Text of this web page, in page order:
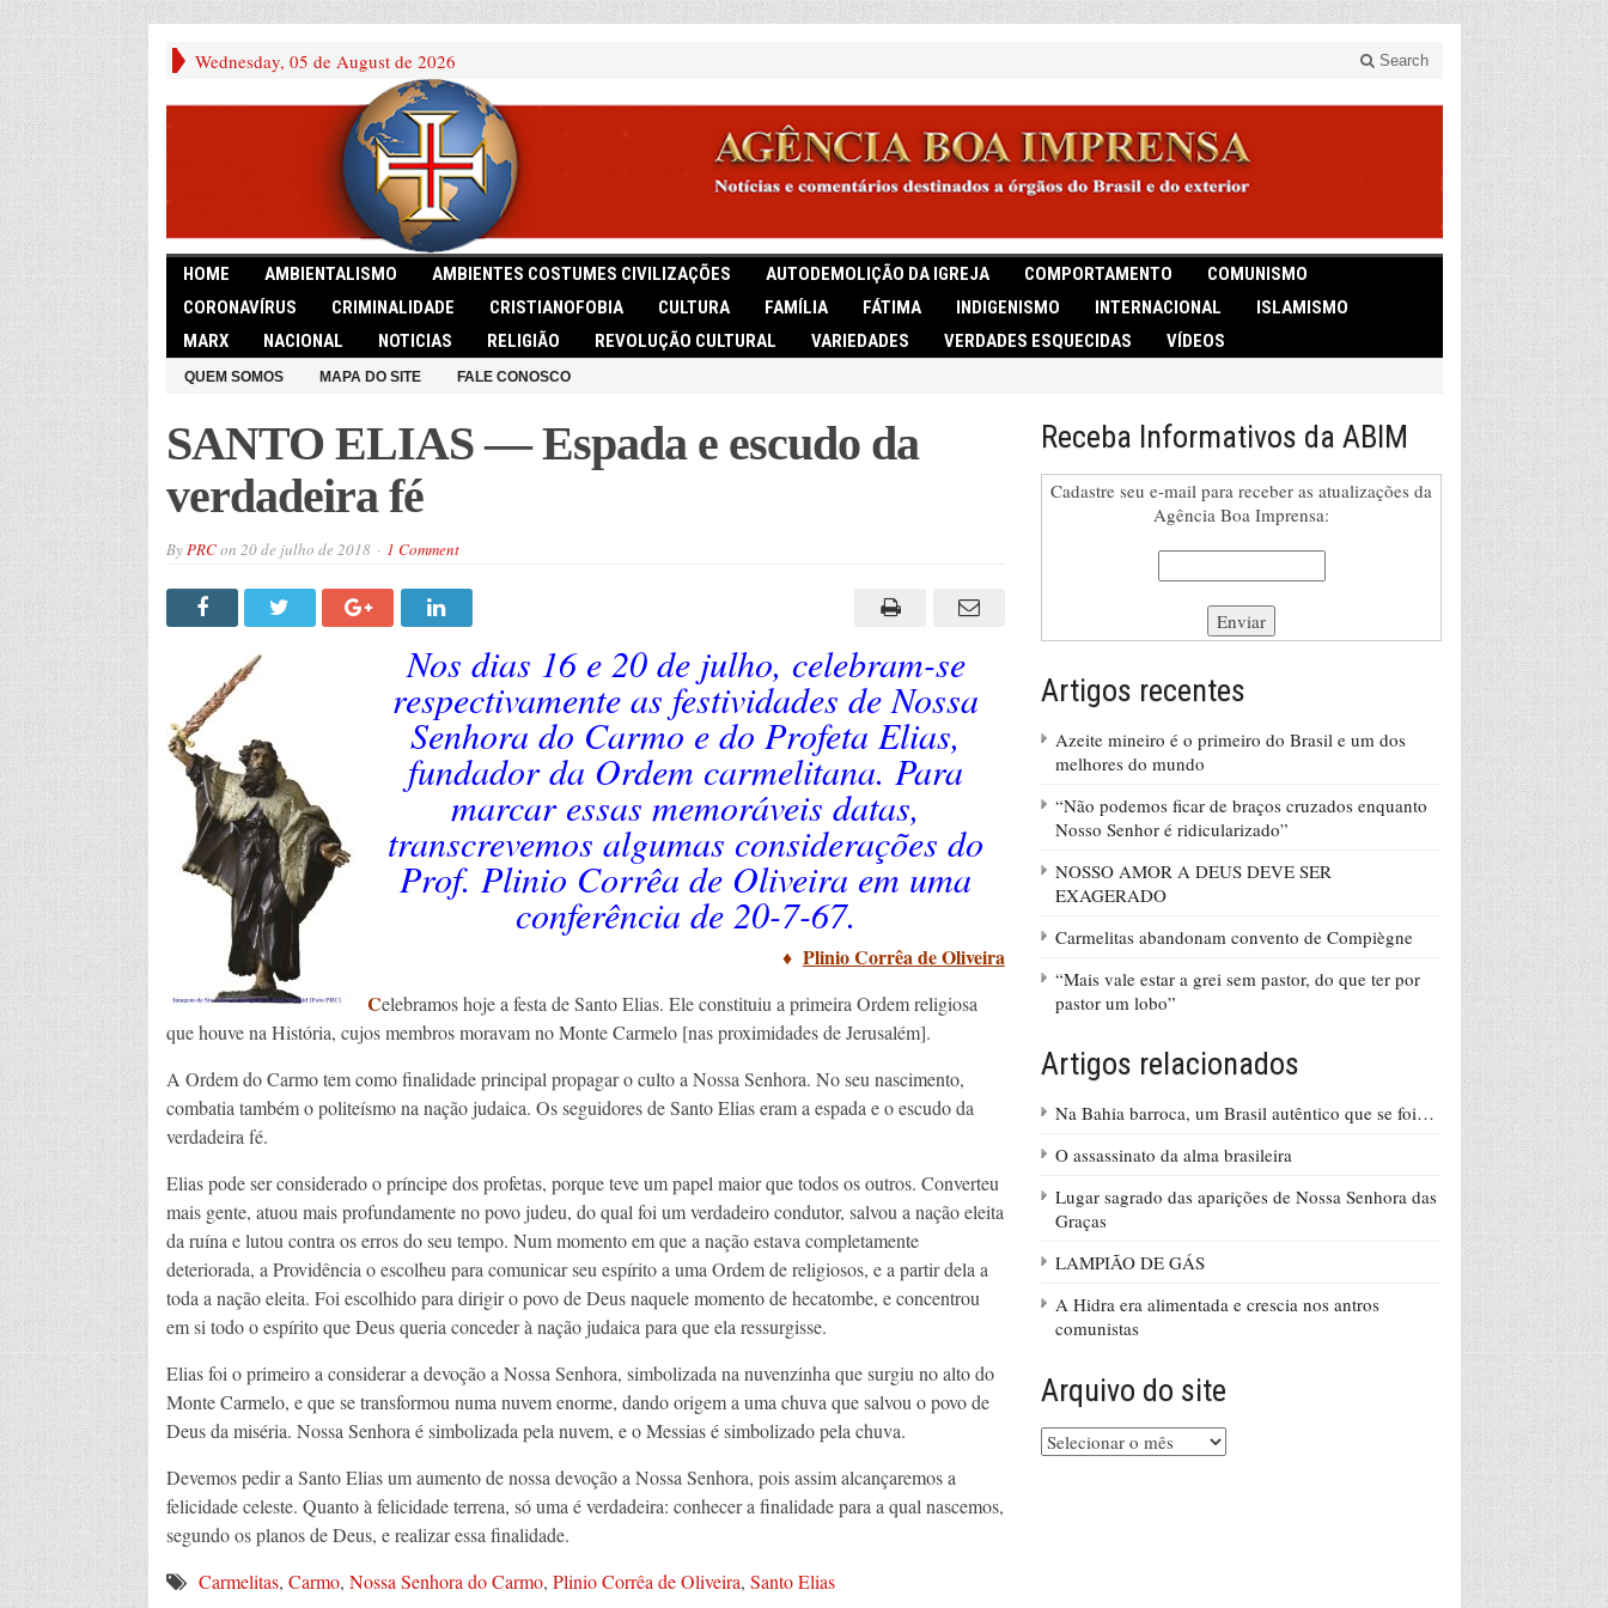
Wednesday, 05 de August de 2026 Search
HOME AMBIENTALISMO AMBIENTES COSTUMES CIVILIZAÇÕES AUTODEMOLIÇÃO DA IGREJA COMPORTAMENTO
COMUNISMO
CORONAVÍRUS
CRIMINALIDADE CRISTIANOFOBIA CULTURA FAMÍLIA FÁTIMA INDIGENISMO INTERNACIONAL
ISLAMISMO
MARX
NACIONAL NOTICIAS RELIGIÃO REVOLUÇÃO CULTURAL VARIEDADES VERDADES ESQUECIDAS VÍDEOS
QUEM SOMOS MAPA DO SITE FALE CONOSCO
SANTO ELIAS — Espada e escudo da
verdadeira fé
ByPRCon 20 de julho de 2018 1 Comment
Nos dias 16 e 20 de julho, celebram-se
respectivamente as festividades de Nossa
Senhora do Carmo e do Profeta Elias,
fundador da Ordem carmelitana. Para
marcar essas memoráveis datas,
transcrevemos algumas considerações do
Prof. Plinio Corrêa de Oliveira em uma
conferência de 20-7-67.
♦ Plinio Corrêa de Oliveira
Celebramos hoje a festa de Santo Elias. Ele constituiu a primeira Ordem religiosa
que houve na História, cujos membros moravam no Monte Carmelo [nas proximidades de Jerusalém].
A Ordem do Carmo tem como finalidade principal propagar o culto a Nossa Senhora. No seu nascimento,
combatia também o politeísmo na nação judaica. Os seguidores de Santo Elias eram a espada e o escudo da
verdadeira fé.
Elias pode ser considerado o príncipe dos profetas, porque teve um papel maior que todos os outros. Converteu
mais gente, atuou mais profundamente no povo judeu, do qual foi um verdadeiro condutor, salvou a nação eleita
da ruína e lutou contra os erros do seu tempo. Num momento em que a nação estava completamente
deteriorada, a Providência o escolheu para comunicar seu espírito a uma Ordem de religiosos, e a partir dela a
toda a nação eleita. Foi escolhido para dirigir o povo de Deus naquele momento de hecatombe, e concentrou
em si todo o espírito que Deus queria conceder à nação judaica para que ela ressurgisse.
Elias foi o primeiro a considerar a devoção a Nossa Senhora, simbolizada na nuvenzinha que surgiu no alto do
Monte Carmelo, e que se transformou numa nuvem enorme, dando origem a uma chuva que salvou o povo de
Deus da miséria. Nossa Senhora é simbolizada pela nuvem, e o Messias é simbolizado pela chuva.
Devemos pedir a Santo Elias um aumento de nossa devoção a Nossa Senhora, pois assim alcançaremos a
felicidade celeste. Quanto à felicidade terrena, só uma é verdadeira: conhecer a finalidade para a qual nascemos,
segundo os planos de Deus, e realizar essa finalidade.
Carmelitas, Carmo, Nossa Senhora do Carmo, Plinio Corrêa de Oliveira, Santo Elias
Receba Informativos da ABIM
Cadastre seu e-mail para receber as atualizações da
Agência Boa Imprensa:
Artigos recentes
Azeite mineiro é o primeiro do Brasil e um dos
melhores do mundo
“Não podemos ficar de braços cruzados enquanto
Nosso Senhor é ridicularizado”
NOSSO AMOR A DEUS DEVE SER
EXAGERADO
Carmelitas abandonam convento de Compiègne
“Mais vale estar a grei sem pastor, do que ter por
pastor um lobo”
Artigos relacionados
Na Bahia barroca, um Brasil autêntico que se foi…
O assassinato da alma brasileira
Lugar sagrado das aparições de Nossa Senhora das
Graças
LAMPIÃO DE GÁS
A Hidra era alimentada e crescia nos antros
comunistas
Arquivo do site
Arquivo
do